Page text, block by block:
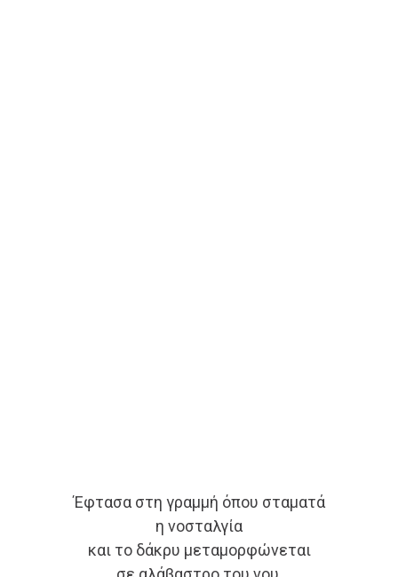
Έφτασα στη γραμμή όπου σταματά
η νοσταλγία
και το δάκρυ μεταμορφώνεται